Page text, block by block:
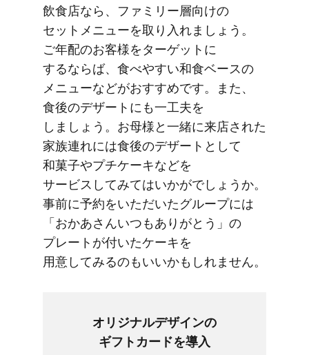
飲食店なら、​ファミリー層向けの​
セットメニューを​取り​入れましょう。​
ご年配の​お客様を​ターゲットに​
するならば、​食べやすい​和食ベースの​
メニューなどが​おすすめです。​また、​
食後の​デザートにも​一工夫を​
しましょう。​お母様と​一緒に​来店された​
家族連れには​食後の​デザートと​して​
和菓子や​プチケーキなどを​
サービスしてみては​いかがでしょうか。​
事前に​予約を​いただいた​グループには​
「おか​あさんいつも​ありがとう」の​
プレートが​付いた​ケーキを​
用意してみるのも​いいかもしれません。
オリジナルデザインの​
ギフトカードを​導入